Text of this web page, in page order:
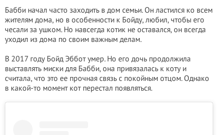
Бабби начал часто заходить в дом семьи. Он ластился ко всем
жителям дома, но в особенности к Бойду, любил, чтобы его
чесали за ушком. Но навсегда котик не оставался, он всегда
уходил из дома по своим важным делам.
В 2017 году Бойд Эббот умер. Но его дочь продолжила
выставлять миски для Бабби, она привязалась к коту и
считала, что это ее прочная связь с покойным отцом. Однако
в какой-то момент кот перестал появляться.